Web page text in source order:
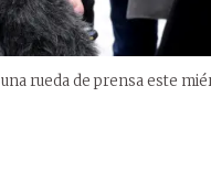
rueda de prensa este